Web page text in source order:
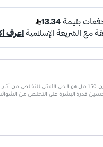
قناع الطين المنظف من بايفاس بوزن 150 مل هو الحل
قدرة البشرة على التخلص من
من العوامل الخارجية الضارة.